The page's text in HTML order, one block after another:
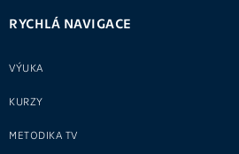
RYCHLÁ NAVIGACE
VÝUKA
KURZY
METODIKA TV